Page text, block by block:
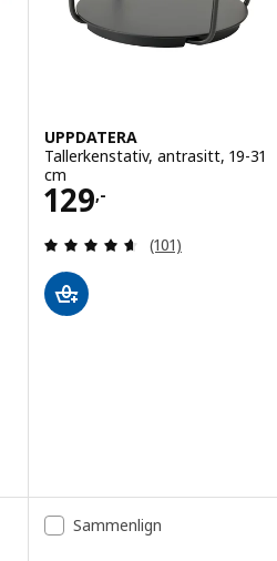
av 5 stjerner. Samlede
mørk bambus, 24x32x15 cm
UPPDATERA
Tallerkenstativ, antrasitt, 19-31
cm
129,-
Pris 129,-
Gjennomgang:
(101)
Sammenlign